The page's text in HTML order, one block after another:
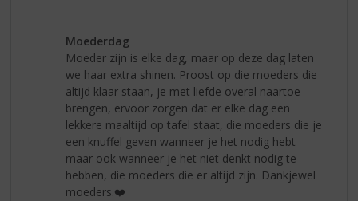
Moederdag
Moeder zijn is elke dag, maar op deze dag laten
we haar extra shinen. Proost op die moeders die
altijd klaar staan, je met liefde overal naartoe
brengen, ervoor zorgen dat er elke dag een
lekkere maaltijd op tafel staat, die moeders die je
een knuffel geven wanneer je het nodig hebt
maar ook wanneer je het niet denkt nodig te
hebben, die moeders die er altijd zijn. Dankjewel
moeders.❤️